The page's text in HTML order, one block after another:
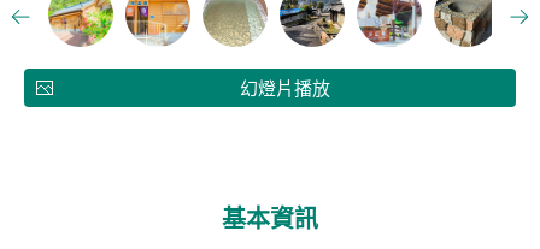
幻燈片播放
基本資訊